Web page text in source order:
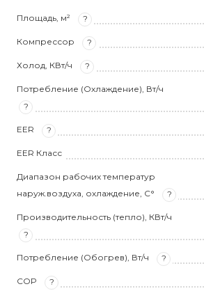
Площадь, м² ?
Компрессор ?
Холод, КВт/ч ?
Потребление (Охлаждение), Вт/ч
?
EER ?
EER Класс
Диапазон рабочих температур
наруж.воздуха, охлаждение, С°
?
Производительность (тепло), КВт/ч
?
Потребление (Обогрев), Вт/ч ?
COP ?